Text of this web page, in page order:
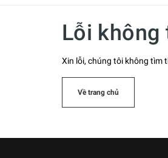
Lỗi không
Xin lỗi, chúng tôi không tìm
Về trang chủ